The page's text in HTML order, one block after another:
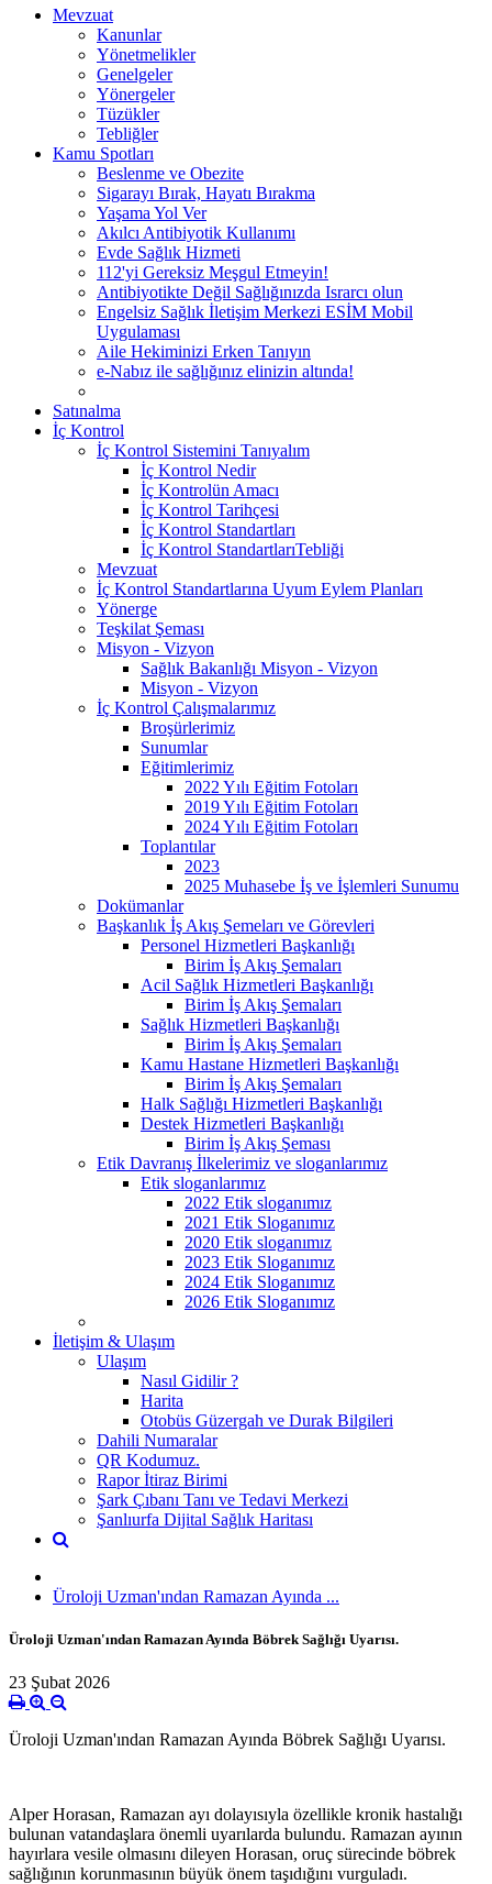
Mevzuat
Kanunlar
Yönetmelikler
Genelgeler
Yönergeler
Tüzükler
Tebliğler
Kamu Spotları
Beslenme ve Obezite
Sigarayı Bırak, Hayatı Bırakma
Yaşama Yol Ver
Akılcı Antibiyotik Kullanımı
Evde Sağlık Hizmeti
112'yi Gereksiz Meşgul Etmeyin!
Antibiyotikte Değil Sağlığınızda Israrcı olun
Engelsiz Sağlık İletişim Merkezi ESİM Mobil
Uygulaması
Aile Hekiminizi Erken Tanıyın
e-Nabız ile sağlığınız elinizin altında!
Satınalma
İç Kontrol
İç Kontrol Sistemini Tanıyalım
İç Kontrol Nedir
İç Kontrolün Amacı
İç Kontrol Tarihçesi
İç Kontrol Standartları
İç Kontrol StandartlarıTebliği
Mevzuat
İç Kontrol Standartlarına Uyum Eylem Planları
Yönerge
Teşkilat Şeması
Misyon - Vizyon
Sağlık Bakanlığı Misyon - Vizyon
Misyon - Vizyon
İç Kontrol Çalışmalarımız
Broşürlerimiz
Sunumlar
Eğitimlerimiz
2022 Yılı Eğitim Fotoları
2019 Yılı Eğitim Fotoları
2024 Yılı Eğitim Fotoları
Toplantılar
2023
2025 Muhasebe İş ve İşlemleri Sunumu
Dokümanlar
Başkanlık İş Akış Şemeları ve Görevleri
Personel Hizmetleri Başkanlığı
Birim İş Akış Şemaları
Acil Sağlık Hizmetleri Başkanlığı
Birim İş Akış Şemaları
Sağlık Hizmetleri Başkanlığı
Birim İş Akış Şemaları
Kamu Hastane Hizmetleri Başkanlığı
Birim İş Akış Şemaları
Halk Sağlığı Hizmetleri Başkanlığı
Destek Hizmetleri Başkanlığı
Birim İş Akış Şeması
Etik Davranış İlkelerimiz ve sloganlarımız
Etik sloganlarımız
2022 Etik sloganımız
2021 Etik Sloganımız
2020 Etik sloganımız
2023 Etik Sloganımız
2024 Etik Sloganımız
2026 Etik Sloganımız
İletişim & Ulaşım
Ulaşım
Nasıl Gidilir ?
Harita
Otobüs Güzergah ve Durak Bilgileri
Dahili Numaralar
QR Kodumuz.
Rapor İtiraz Birimi
Şark Çıbanı Tanı ve Tedavi Merkezi
Şanlıurfa Dijital Sağlık Haritası
Üroloji Uzman'ından Ramazan Ayında ...
Üroloji Uzman'ından Ramazan Ayında Böbrek Sağlığı Uyarısı.
23 Şubat 2026
Üroloji Uzman'ından Ramazan Ayında Böbrek Sağlığı Uyarısı.
Alper Horasan, Ramazan ayı dolayısıyla özellikle kronik hastalığı
bulunan vatandaşlara önemli uyarılarda bulundu. Ramazan ayının
hayırlara vesile olmasını dileyen Horasan, oruç sürecinde böbrek
sağlığının korunmasının büyük önem taşıdığını vurguladı.